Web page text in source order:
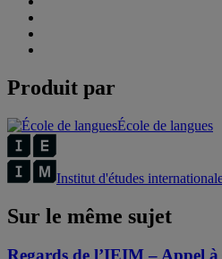
Produit par
École de langues
Institut d'études
Sur le même sujet